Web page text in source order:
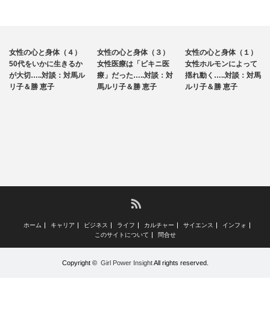
ライフ
女性の心と身体（４）
50代をいかに生きるか
が大切…..対談：対馬ル
リ子＆勝 恵子
ライフ
女性の心と身体（３）
女性医療は「ビキニ医
療」だった…..対談：対
馬ルリ子＆勝 恵子
ライフ
女性の心と身体（１）
女性ホルモンによって
揺れ動く…..対談：対馬
ルリ子＆勝 恵子
ホーム キャリア ビジネス ライフ カルチャー サイエンス
インフォ
このサイトについて
問合せ
Copyright © Girl Power InsightAll rights reserved.